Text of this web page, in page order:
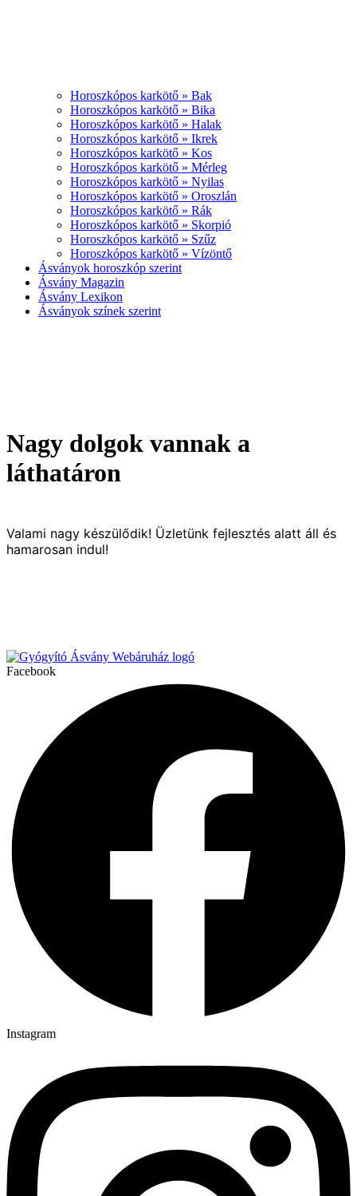
Horoszkópos karkötő » Bak
Horoszkópos karkötő » Bika
Horoszkópos karkötő » Halak
Horoszkópos karkötő » Ikrek
Horoszkópos karkötő » Kos
Horoszkópos karkötő » Mérleg
Horoszkópos karkötő » Nyilas
Horoszkópos karkötő » Oroszlán
Horoszkópos karkötő » Rák
Horoszkópos karkötő » Skorpió
Horoszkópos karkötő » Szűz
Horoszkópos karkötő » Vízöntő
Ásványok horoszkóp szerint
Ásvány Magazin
Ásvány Lexikon
Ásványok színek szerint
Nagy dolgok vannak a
láthatáron
Valami nagy készülődik! Üzletünk fejlesztés alatt áll és
hamarosan indul!
Facebook
Instagram